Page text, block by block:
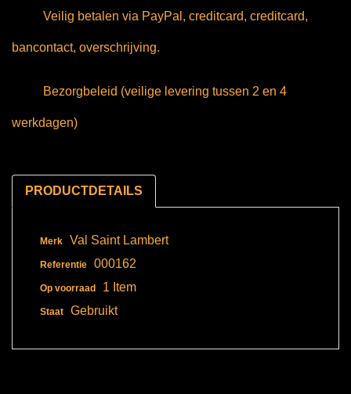
Veilig betalen via PayPal, creditcard, creditcard,
bancontact, overschrijving.
Bezorgbeleid (veilige levering tussen 2 en 4
werkdagen)
PRODUCTDETAILS
Merk Val Saint Lambert
Referentie 000162
Op voorraad 1 Item
Staat Gebruikt